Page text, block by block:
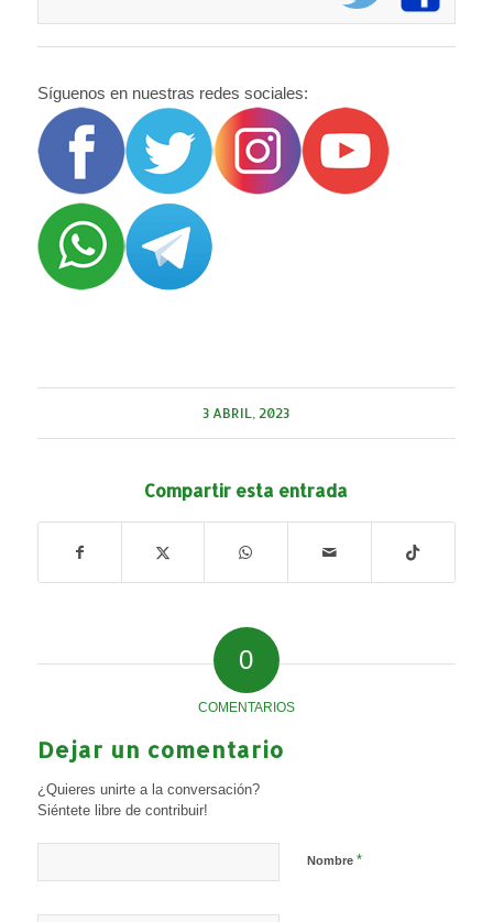
Síguenos en nuestras redes sociales:
3 ABRIL, 2023
Compartir esta entrada
0
COMENTARIOS
Dejar un comentario
¿Quieres unirte a la conversación?
Siéntete libre de contribuir!
Nombre *